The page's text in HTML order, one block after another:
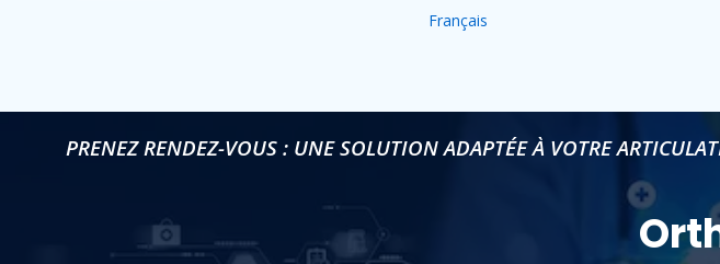
Français
PRENEZ RENDEZ-VOUS : UNE SOLUTION ADAPTÉE À VOTRE